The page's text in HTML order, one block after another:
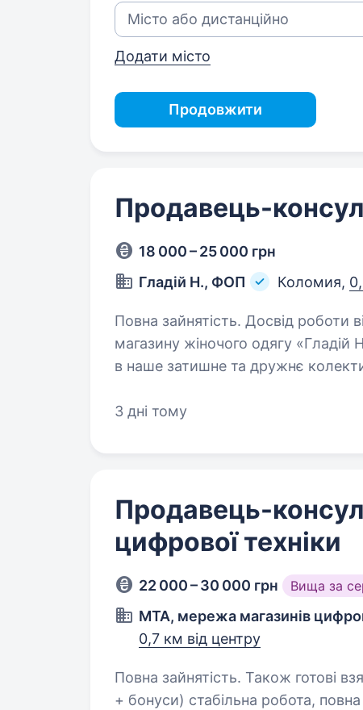
Додати місто
Продовжити
Продавець-
18 000 – 25 000 грн
Гладій Н., ФОП
Коломия,
Повна зайнятість. Досвід роботи від 1 року.
магазину жіночого одягу
в наше затишне та дружнє
3 дні тому
Продавець-
цифрової техніки
22 000 – 30 000 грн Вища за
MTA, мережа магазинів
0,7 км від центру
Повна зайнятість. Також готові взяти студента. 22
+ бонуси) стабільна робота, повна зайнятість беремо без досвіду Робота